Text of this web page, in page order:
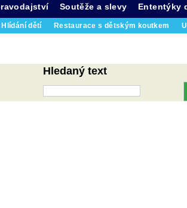
Hlídání dětí Restaurace s dětským koutkem
Soutěže a slevy Ententýky
Hledaný text